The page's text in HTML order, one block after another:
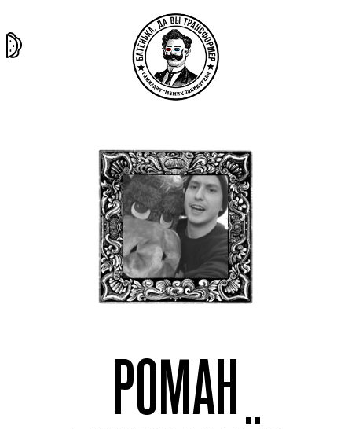
материясекты
РОМАН